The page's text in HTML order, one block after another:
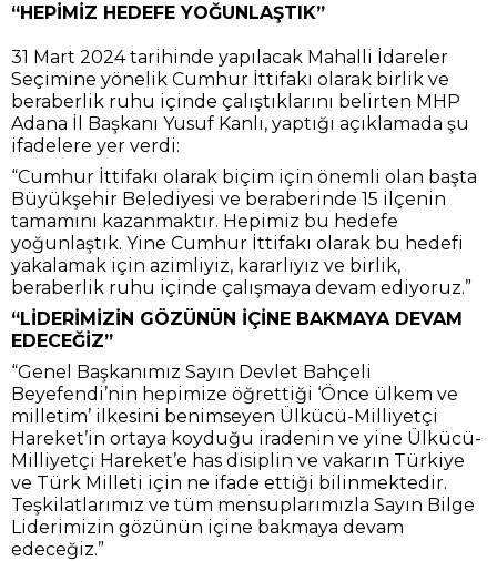
“HEPİMİZ HEDEFE YOĞUNLAŞTIK”
31 Mart 2024 tarihinde yapılacak Mahalli İdareler
Seçimine yönelik Cumhur İttifakı olarak birlik ve
beraberlik ruhu içinde çalıştıklarını belirten MHP
Adana İl Başkanı Yusuf Kanlı, yaptığı açıklamada şu
ifadelere yer verdi:
“Cumhur İttifakı olarak biçim için önemli olan başta
Büyükşehir Belediyesi ve beraberinde 15 ilçenin
tamamını kazanmaktır. Hepimiz bu hedefe
yoğunlaştık. Yine Cumhur İttifakı olarak bu hedefi
yakalamak için azimliyiz, kararlıyız ve birlik,
beraberlik ruhu içinde çalışmaya devam ediyoruz.”
“LİDERİMİZİN GÖZÜNÜN İÇİNE BAKMAYA DEVAM
EDECEĞİZ”
“Genel Başkanımız Sayın Devlet Bahçeli
Beyefendi’nin hepimize öğrettiği ‘Önce ülkem ve
milletim’ ilkesini benimseyen Ülkücü-Milliyetçi
Hareket’in ortaya koyduğu iradenin ve yine Ülkücü-
Milliyetçi Hareket’e has disiplin ve vakarın Türkiye
ve Türk Milleti için ne ifade ettiği bilinmektedir.
Teşkilatlarımız ve tüm mensuplarımızla Sayın Bilge
Liderimizin gözünün içine bakmaya devam
edeceğiz.”